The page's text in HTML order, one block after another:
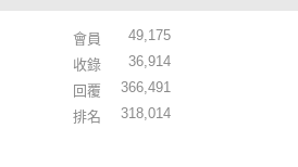
會員
49,175
收錄
36,914
回覆
366,491
排名
318,014